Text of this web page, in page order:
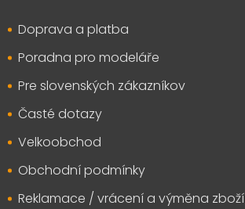
Doprava a platba
Poradna pro modeláře
Pre slovenských zákazníkov
Časté dotazy
Velkoobchod
Obchodní podmínky
Reklamace / vrácení a výměna zboží